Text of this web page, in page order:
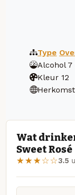
Type
Alcohol 7
Kleur 12
Herkomst
Wat
Sweet Rosé
★★★☆☆3.5